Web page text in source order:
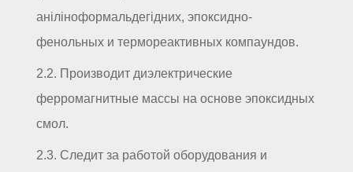
аніліноформальдегідних, эпоксидно-
фенольных и термореактивных компаундов.
2.2. Производит диэлектрические
ферромагнитные массы на основе эпоксидных
смол.
2.3. Следит за работой оборудования и